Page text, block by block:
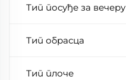
Тип посуђе за вечеру
Тип обрасца
Тип плоче